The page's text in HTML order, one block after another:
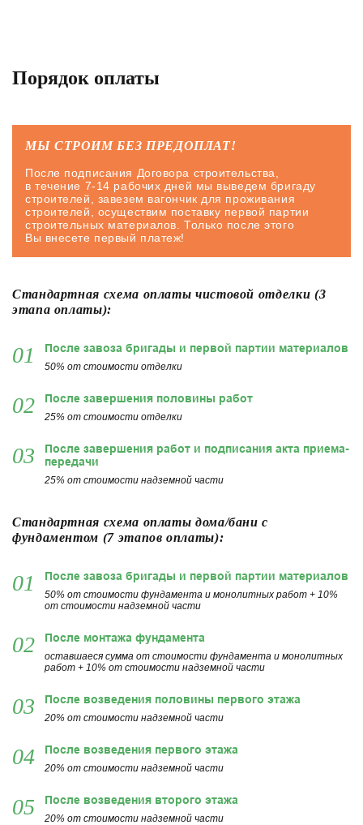
Порядок оплаты
МЫ СТРОИМ БЕЗ ПРЕДОПЛАТ!
После подписания Договора строительства,
в течение 7-14 рабочих дней мы выведем бригаду
строителей, завезем вагончик для проживания
строителей, осуществим поставку первой партии
строительных материалов. Только после этого
Вы внесете первый платеж!
Стандартная схема оплаты чистовой отделки (3
этапа оплаты):
01 После завоза бригады и первой партии материалов
50% от стоимости отделки
02 После завершения половины работ
25% от стоимости отделки
03
После завершения работ и подписания акта приема-
передачи
25% от стоимости надземной части
Стандартная схема оплаты дома/бани с
фундаментом (7 этапов оплаты):
01 После завоза бригады и первой партии материалов
50% от стоимости фундамента и монолитных работ + 10%
от стоимости надземной части
02 После монтажа фундамента
оставшаеся сумма от стоимости фундамента и монолитных
работ + 10% от стоимости надземной части
03 После возведения половины первого этажа
20% от стоимости надземной части
04 После возведения первого этажа
20% от стоимости надземной части
05 После возведения второго этажа
20% от стоимости надземной части